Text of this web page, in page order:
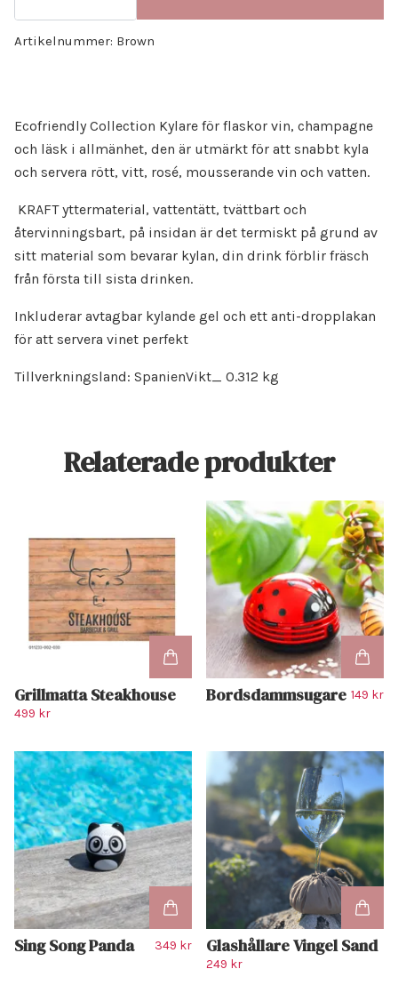
Artikelnummer: Brown
Ecofriendly Collection Kylare för flaskor vin, champagne
och läsk i allmänhet, den är utmärkt för att snabbt kyla
och servera rött, vitt, rosé, mousserande vin och vatten.
KRAFT yttermaterial, vattentätt, tvättbart och
återvinningsbart, på insidan är det termiskt på grund av
sitt material som bevarar kylan, din drink förblir fräsch
från första till sista drinken.
Inkluderar avtagbar kylande gel och ett anti-dropplakan
för att servera vinet perfekt
Tillverkningsland: SpanienVikt_ 0.312 kg
Relaterade produkter
Grillmatta Steakhouse
499 kr
Bordsdammsugare 149 kr
Sing Song Panda 349 kr Glashållare Vingel Sand
249 kr